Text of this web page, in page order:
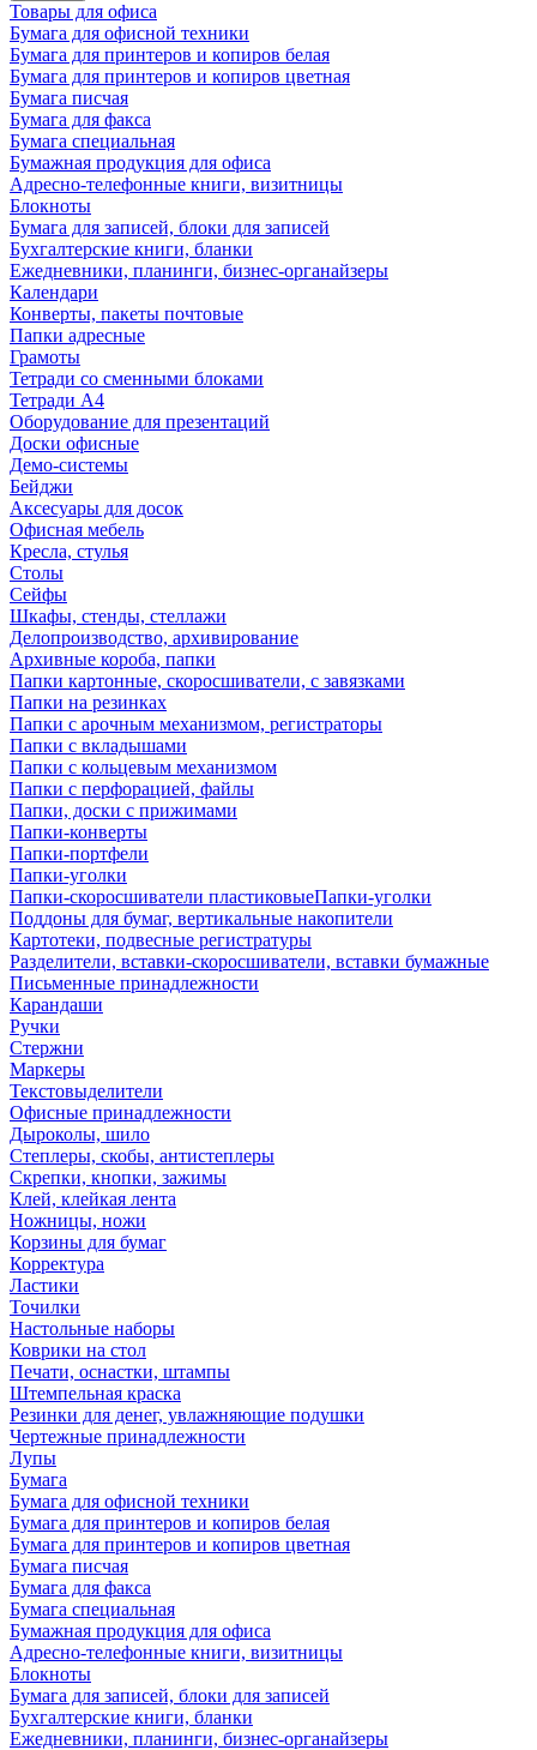
Товары для офиса
Бумага для офисной техники
Бумага для принтеров и копиров белая
Бумага для принтеров и копиров цветная
Бумага писчая
Бумага для факса
Бумага специальная
Бумажная продукция для офиса
Адресно-телефонные книги, визитницы
Блокноты
Бумага для записей, блоки для записей
Бухгалтерские книги, бланки
Ежедневники, планинги, бизнес-органайзеры
Календари
Конверты, пакеты почтовые
Папки адресные
Грамоты
Тетради со сменными блоками
Тетради А4
Оборудование для презентаций
Доски офисные
Демо-системы
Бейджи
Аксесуары для досок
Офисная мебель
Кресла, стулья
Столы
Сейфы
Шкафы, стенды, стеллажи
Делопроизводство, архивирование
Архивные короба, папки
Папки картонные, скоросшиватели, с завязками
Папки на резинках
Папки с арочным механизмом, регистраторы
Папки с вкладышами
Папки с кольцевым механизмом
Папки с перфорацией, файлы
Папки, доски с прижимами
Папки-конверты
Папки-портфели
Папки-уголки
Папки-скоросшиватели пластиковыеПапки-уголки
Поддоны для бумаг, вертикальные накопители
Картотеки, подвесные регистратуры
Разделители, вставки-скоросшиватели, вставки бумажные
Письменные принадлежности
Карандаши
Ручки
Стержни
Маркеры
Текстовыделители
Офисные принадлежности
Дыроколы, шило
Степлеры, скобы, антистеплеры
Скрепки, кнопки, зажимы
Клей, клейкая лента
Ножницы, ножи
Корзины для бумаг
Корректура
Ластики
Точилки
Настольные наборы
Коврики на стол
Печати, оснастки, штампы
Штемпельная краска
Резинки для денег, увлажняющие подушки
Чертежные принадлежности
Лупы
Бумага
Бумага для офисной техники
Бумага для принтеров и копиров белая
Бумага для принтеров и копиров цветная
Бумага писчая
Бумага для факса
Бумага специальная
Бумажная продукция для офиса
Адресно-телефонные книги, визитницы
Блокноты
Бумага для записей, блоки для записей
Бухгалтерские книги, бланки
Ежедневники, планинги, бизнес-органайзеры